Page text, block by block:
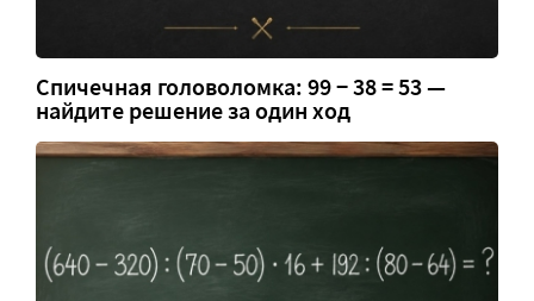
Спичечная головоломка: 99 − 38 = 53 —
найдите решение за один ход